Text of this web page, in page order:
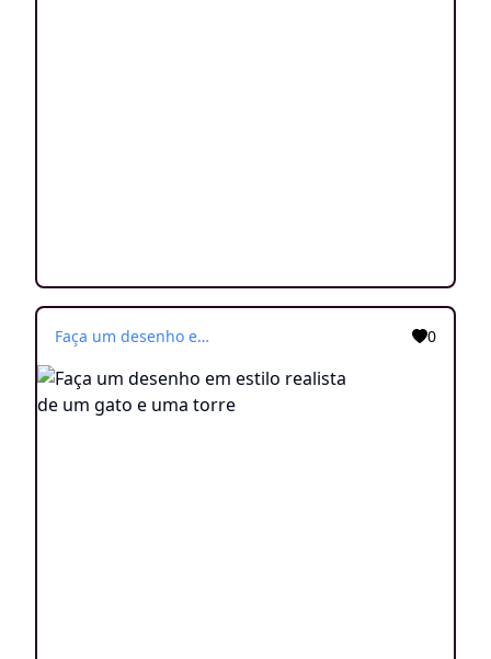
Faça um desenho em estilo realista de um gato e uma torre 0